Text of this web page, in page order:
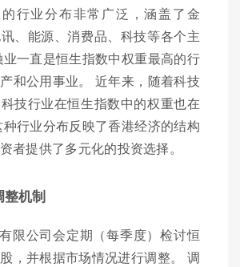
行业分布非常广泛，涵盖了金
、能源、消费品、科技等各个主
一直是恒生指数中权重最高的行
和公用事业。 近年来，随着科技
技行业在恒生指数中的权重也在
行业分布反映了香港经济的结构
者提供了多元化的投资选择。
整机制
限公司会定期（每季度）检讨恒
，并根据市场情况进行调整。 调